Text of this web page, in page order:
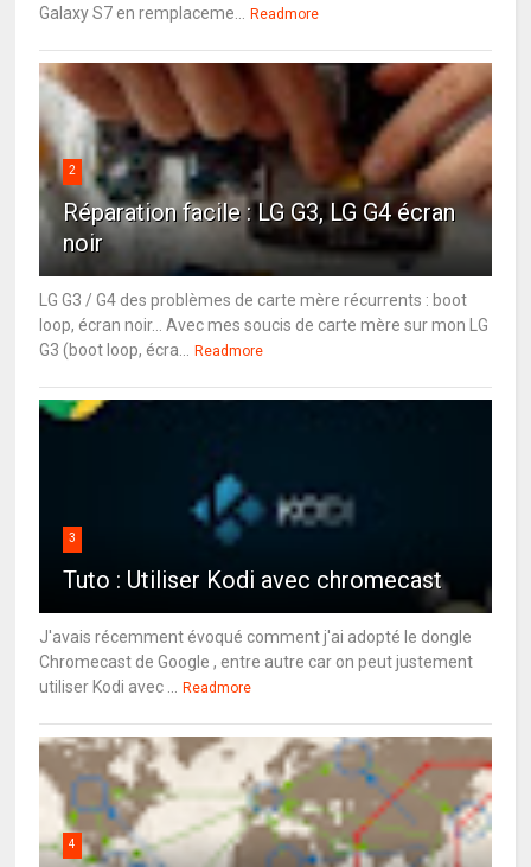
Galaxy S7 en remplaceme...
Readmore
2
Réparation facile : LG G3, LG G4 écran
noir
LG G3 / G4 des problèmes de carte mère récurrents : boot
loop, écran noir... Avec mes soucis de carte mère sur mon LG
G3 (boot loop, écra...
Readmore
3
Tuto : Utiliser Kodi avec chromecast
J'avais récemment évoqué comment j'ai adopté le dongle
Chromecast de Google , entre autre car on peut justement
utiliser Kodi avec ...
Readmore
4